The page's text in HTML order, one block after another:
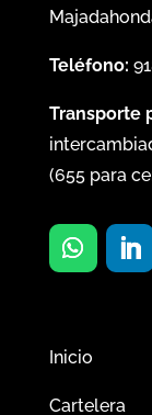
Teléfono:
Transporte
(655para
Inicio
Cartelera